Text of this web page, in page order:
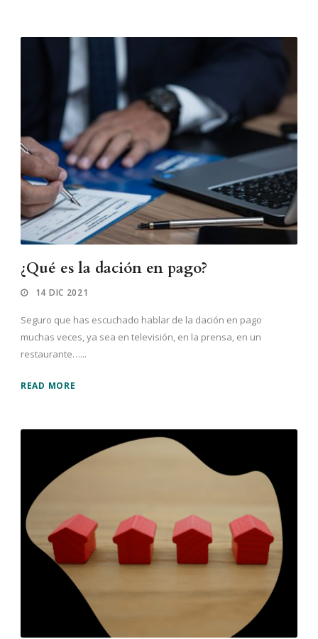
¿Qué es la dación en pago?
14 DIC 2021
Seguro que has escuchado hablar de la dación en pago
muchas veces, ya sea en televisión, en la prensa, en un
restaurante…...
READ MORE